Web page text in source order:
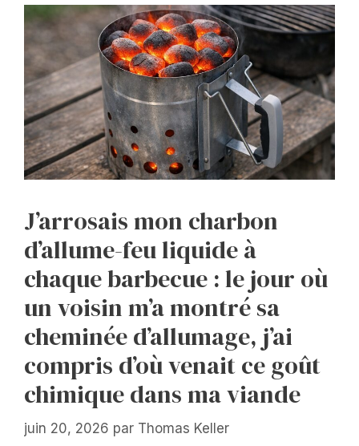
J’arrosais mon charbon
d’allume-feu liquide à
chaque barbecue : le jour où
un voisin m’a montré sa
cheminée d’allumage, j’ai
compris d’où venait ce goût
chimique dans ma viande
juin 20, 2026 par Thomas Keller